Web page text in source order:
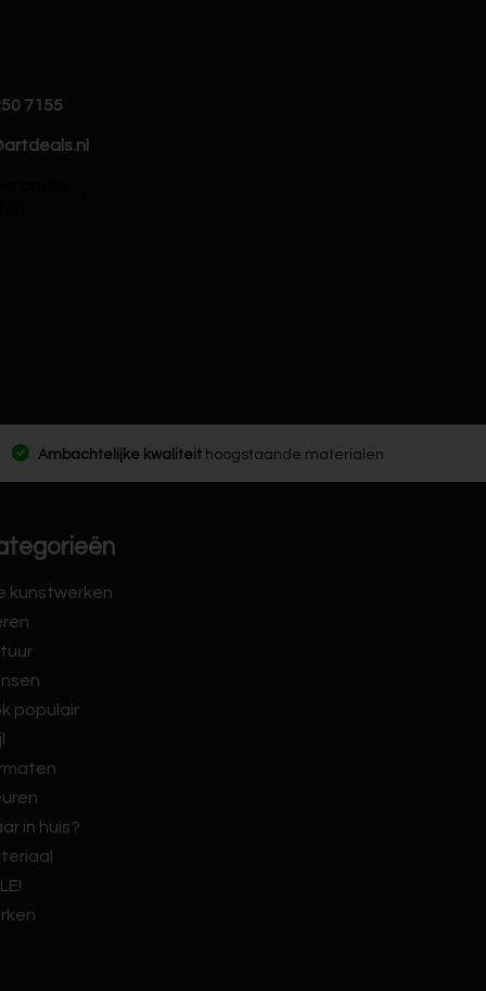
7155
Ambachtelijke kwaliteit hoogstaande materialen
kunstwerken
populair
in huis?